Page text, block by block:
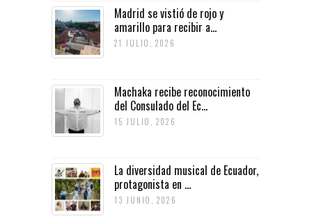
Madrid se vistió de rojo y
amarillo para recibir a...
21 JULIO, 2026
Machaka recibe reconocimiento
del Consulado del Ec...
15 JULIO, 2026
La diversidad musical de Ecuador,
protagonista en ...
13 JUNIO, 2026